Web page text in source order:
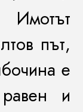
Имотът
път,
е
и